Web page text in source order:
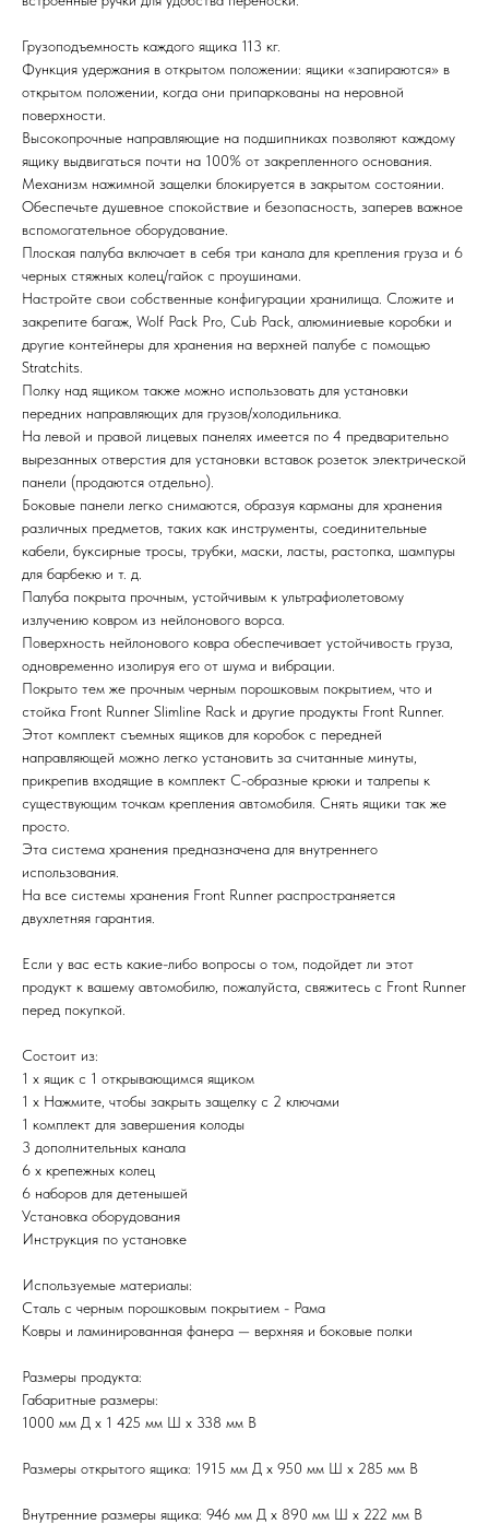
Грузоподъемность каждого ящика 113 кг.
Функция удержания в открытом положении: ящики «запираются» в
открытом положении, когда они припаркованы на неровной
поверхности.
Высокопрочные направляющие на подшипниках позволяют каждому
ящику выдвигаться почти на 100% от закрепленного основания.
Механизм нажимной защелки блокируется в закрытом состоянии.
Обеспечьте душевное спокойствие и безопасность, заперев важное
вспомогательное оборудование.
Плоская палуба включает в себя три канала для крепления груза и 6
черных стяжных колец/гайок с проушинами.
Настройте свои собственные конфигурации хранилища. Сложите и
закрепите багаж, Wolf Pack Pro, Cub Pack, алюминиевые коробки и
другие контейнеры для хранения на верхней палубе с помощью
Stratchits.
Полку над ящиком также можно использовать для установки
передних направляющих для грузов/холодильника.
На левой и правой лицевых панелях имеется по 4 предварительно
вырезанных отверстия для установки вставок розеток электрической
панели (продаются отдельно).
Боковые панели легко снимаются, образуя карманы для хранения
различных предметов, таких как инструменты, соединительные
кабели, буксирные тросы, трубки, маски, ласты, растопка, шампуры
для барбекю и т. д.
Палуба покрыта прочным, устойчивым к ультрафиолетовому
излучению ковром из нейлонового ворса.
Поверхность нейлонового ковра обеспечивает устойчивость груза,
одновременно изолируя его от шума и вибрации.
Покрыто тем же прочным черным порошковым покрытием, что и
стойка Front Runner Slimline Rack и другие продукты Front Runner.
Этот комплект съемных ящиков для коробок с передней
направляющей можно легко установить за считанные минуты,
прикрепив входящие в комплект С-образные крюки и талрепы к
существующим точкам крепления автомобиля. Снять ящики так же
просто.
Эта система хранения предназначена для внутреннего
использования.
На все системы хранения Front Runner распространяется
двухлетняя гарантия.
Если у вас есть какие-либо вопросы о том, подойдет ли этот
продукт к вашему автомобилю, пожалуйста, свяжитесь с Front Runner
перед покупкой.
Состоит из:
1 х ящик с 1 открывающимся ящиком
1 x Нажмите, чтобы закрыть защелку с 2 ключами
1 комплект для завершения колоды
3 дополнительных канала
6 х крепежных колец
6 наборов для детенышей
Установка оборудования
Инструкция по установке
Используемые материалы:
Сталь с черным порошковым покрытием - Рама
Ковры и ламинированная фанера — верхняя и боковые полки
Размеры продукта:
Габаритные размеры:
1000 мм Д x 1 425 мм Ш x 338 мм В
Размеры открытого ящика: 1915 мм Д x 950 мм Ш x 285 мм В
Внутренние размеры ящика: 946 мм Д x 890 мм Ш x 222 мм В